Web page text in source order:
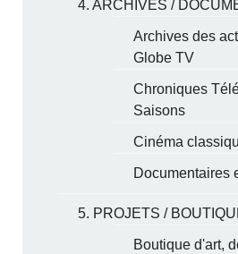
4. ARCHIVES /
Archives des
Globe TV
Chroniques
Saisons
Cinéma
Documentaires
5. PROJETS /
Boutique d'art,